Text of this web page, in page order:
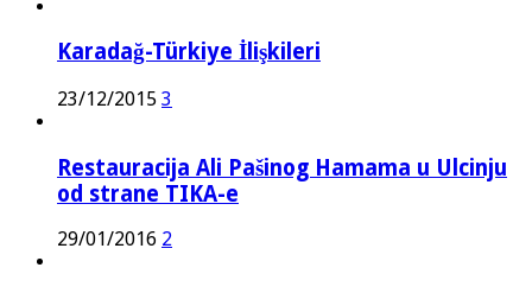
Karadağ-Türkiye İlişkileri
23/12/2015 3
Restauracija Ali Pašinog Hamama u Ulcinju
od strane TIKA-e
29/01/2016 2